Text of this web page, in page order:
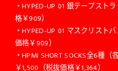
・HYPED-UP 01 銀テープスト
格￥909）
・HYPED-UP 01 マスクリス
価格￥909）
・HPMI SHORT SOCKS全6種
￥1,500（税抜価格￥1,364）